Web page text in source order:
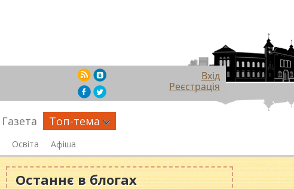
Вхід
Реєстрація
Газета Топ-тема
Освіта Афіша
Останнє в блогах